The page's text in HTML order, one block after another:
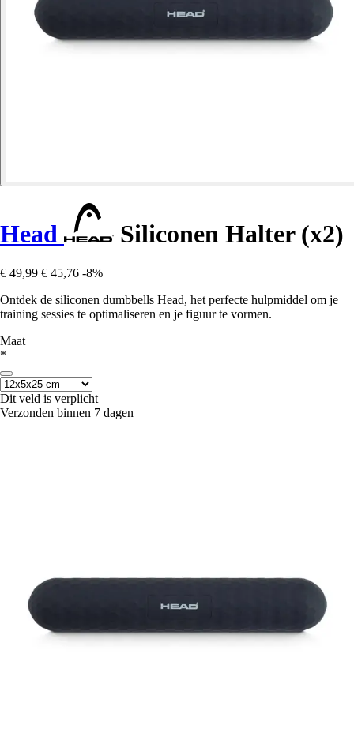
Head Siliconen Halter (x2)
€ 49,99 € 45,76 -8%
Ontdek de siliconen dumbbells Head, het perfecte hulpmiddel om je
training sessies te optimaliseren en je figuur te vormen.
Maat
*
Dit veld is verplicht
Verzonden binnen 7 dagen